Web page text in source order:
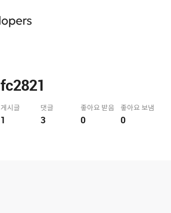
fc2821
게시글
1
댓글
3
좋아요 받음
0
좋아요 보냄
0